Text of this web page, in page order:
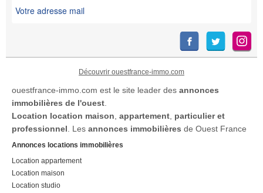
Découvrir ouestfrance-immo.com
ouestfrance-immo.com est le site leader des annonces
immobilières de l'ouest.
Location location maison, appartement, particulier et
professionnel. Les annonces immobilières de Ouest France
Annonces locations immobilières
Location appartement
Location maison
Location studio